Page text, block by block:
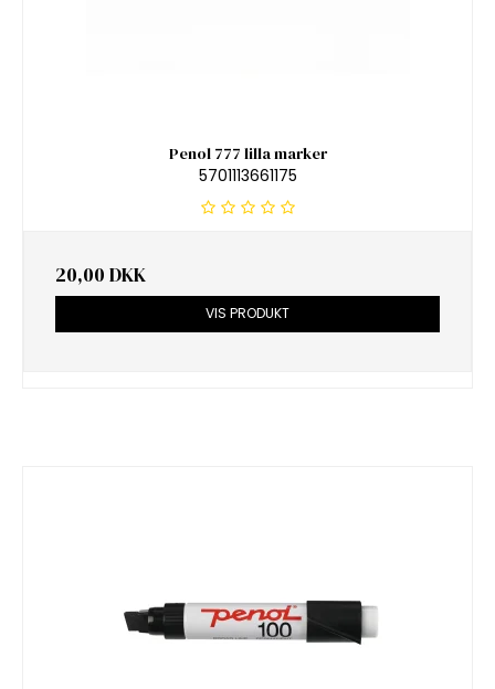
Penol 777 lilla marker
5701113661175
20,00 DKK
VIS PRODUKT